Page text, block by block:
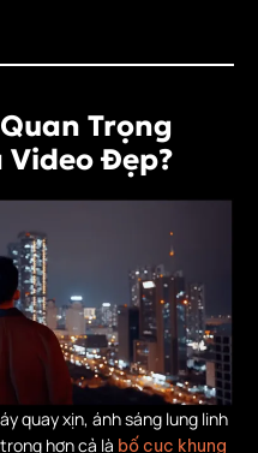
Trọng
Video Đẹp?
quay xịn, ánh sáng lung linh
hơn cả là bố cục khung